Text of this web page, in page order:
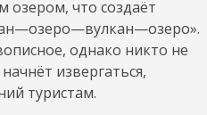
озером, что создаёт
однако никто не
извергаться,
туристам.